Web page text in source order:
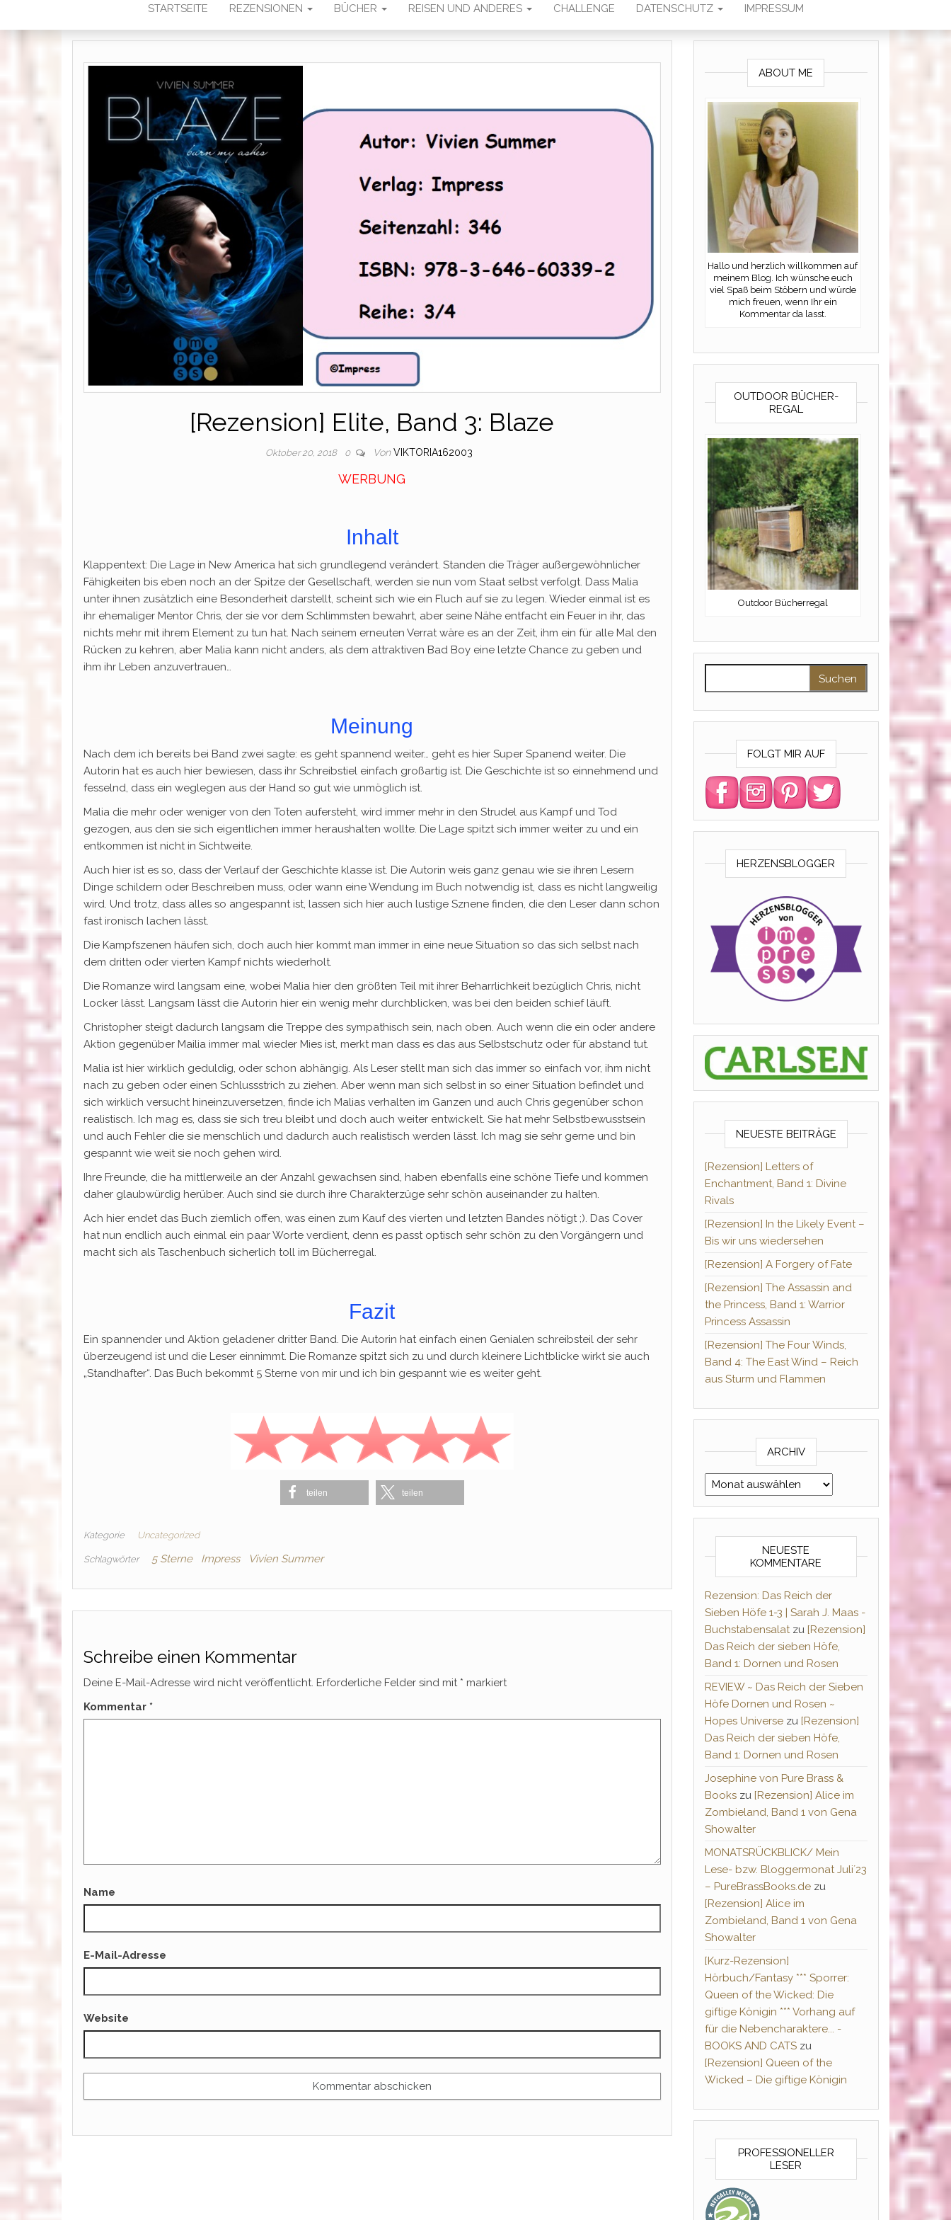
STARTSEITE REZENSIONEN BÜCHER REISEN UND ANDERES CHALLENGE DATENSCHUTZ IMPRESSUM
[Rezension] Elite, Band 3: Blaze
Oktober 20, 2018 0 Von VIKTORIA162003
WERBUNG
Inhalt
Klappentext: Die Lage in New America hat sich grundlegend verändert. Standen die Träger außergewöhnlicher
Fähigkeiten bis eben noch an der Spitze der Gesellschaft, werden sie nun vom Staat selbst verfolgt. Dass Malia
unter ihnen zusätzlich eine Besonderheit darstellt, scheint sich wie ein Fluch auf sie zu legen. Wieder einmal ist es
ihr ehemaliger Mentor Chris, der sie vor dem Schlimmsten bewahrt, aber seine Nähe entfacht ein Feuer in ihr, das
nichts mehr mit ihrem Element zu tun hat. Nach seinem erneuten Verrat wäre es an der Zeit, ihm ein für alle Mal den
Rücken zu kehren, aber Malia kann nicht anders, als dem attraktiven Bad Boy eine letzte Chance zu geben und
ihm ihr Leben anzuvertrauen…
Meinung
Nach dem ich bereits bei Band zwei sagte: es geht spannend weiter… geht es hier Super Spanend weiter. Die
Autorin hat es auch hier bewiesen, dass ihr Schreibstiel einfach großartig ist. Die Geschichte ist so einnehmend und
fesselnd, dass ein weglegen aus der Hand so gut wie unmöglich ist.
Malia die mehr oder weniger von den Toten aufersteht, wird immer mehr in den Strudel aus Kampf und Tod
gezogen, aus den sie sich eigentlichen immer heraushalten wollte. Die Lage spitzt sich immer weiter zu und ein
entkommen ist nicht in Sichtweite.
Auch hier ist es so, dass der Verlauf der Geschichte klasse ist. Die Autorin weis ganz genau wie sie ihren Lesern
Dinge schildern oder Beschreiben muss, oder wann eine Wendung im Buch notwendig ist, dass es nicht langweilig
wird. Und trotz, dass alles so angespannt ist, lassen sich hier auch lustige Sznene finden, die den Leser dann schon
fast ironisch lachen lässt.
Die Kampfszenen häufen sich, doch auch hier kommt man immer in eine neue Situation so das sich selbst nach
dem dritten oder vierten Kampf nichts wiederholt.
Die Romanze wird langsam eine, wobei Malia hier den größten Teil mit ihrer Beharrlichkeit bezüglich Chris, nicht
Locker lässt. Langsam lässt die Autorin hier ein wenig mehr durchblicken, was bei den beiden schief läuft.
Christopher steigt dadurch langsam die Treppe des sympathisch sein, nach oben. Auch wenn die ein oder andere
Aktion gegenüber Mailia immer mal wieder Mies ist, merkt man dass es das aus Selbstschutz oder für abstand tut.
Malia ist hier wirklich geduldig, oder schon abhängig. Als Leser stellt man sich das immer so einfach vor, ihm nicht
nach zu geben oder einen Schlussstrich zu ziehen. Aber wenn man sich selbst in so einer Situation befindet und
sich wirklich versucht hineinzuversetzen, finde ich Malias verhalten im Ganzen und auch Chris gegenüber schon
realistisch. Ich mag es, dass sie sich treu bleibt und doch auch weiter entwickelt. Sie hat mehr Selbstbewusstsein
und auch Fehler die sie menschlich und dadurch auch realistisch werden lässt. Ich mag sie sehr gerne und bin
gespannt wie weit sie noch gehen wird.
Ihre Freunde, die ha mittlerweile an der Anzahl gewachsen sind, haben ebenfalls eine schöne Tiefe und kommen
daher glaubwürdig herüber. Auch sind sie durch ihre Charakterzüge sehr schön auseinander zu halten.
Ach hier endet das Buch ziemlich offen, was einen zum Kauf des vierten und letzten Bandes nötigt ;). Das Cover
hat nun endlich auch einmal ein paar Worte verdient, denn es passt optisch sehr schön zu den Vorgängern und
macht sich als Taschenbuch sicherlich toll im Bücherregal.
Fazit
Ein spannender und Aktion geladener dritter Band. Die Autorin hat einfach einen Genialen schreibsteil der sehr
überzeugend ist und die Leser einnimmt. Die Romanze spitzt sich zu und durch kleinere Lichtblicke wirkt sie auch
„Standhafter“. Das Buch bekommt 5 Sterne von mir und ich bin gespannt wie es weiter geht.
teilen teilen
Kategorie Uncategorized
Schlagwörter 5 Sterne Impress Vivien Summer
Schreibe einen Kommentar
Deine E-Mail-Adresse wird nicht veröffentlicht. Erforderliche Felder sind mit * markiert
Kommentar *
Name
E-Mail-Adresse
Website
ABOUT ME
Hallo und herzlich willkommen auf
meinem Blog. Ich wünsche euch
viel Spaß beim Stöbern und würde
mich freuen, wenn Ihr ein
Kommentar da lasst.
OUTDOOR BÜCHER-
REGAL
Outdoor Bücherregal
FOLGT MIR AUF
HERZENSBLOGGER
NEUESTE BEITRÄGE
[Rezension] Letters of
Enchantment, Band 1: Divine
Rivals
[Rezension] In the Likely Event –
Bis wir uns wiedersehen
[Rezension] A Forgery of Fate
[Rezension] The Assassin and
the Princess, Band 1: Warrior
Princess Assassin
[Rezension] The Four Winds,
Band 4: The East Wind – Reich
aus Sturm und Flammen
ARCHIV
Archiv
NEUESTE
KOMMENTARE
Rezension: Das Reich der
Sieben Höfe 1-3 | Sarah J. Maas -
Buchstabensalatzu [Rezension]
Das Reich der sieben Höfe,
Band 1: Dornen und Rosen
REVIEW ~ Das Reich der Sieben
Höfe Dornen und Rosen ~
Hopes Universezu [Rezension]
Das Reich der sieben Höfe,
Band 1: Dornen und Rosen
Josephine von Pure Brass &
Bookszu [Rezension] Alice im
Zombieland, Band 1 von Gena
Showalter
MONATSRÜCKBLICK/ Mein
Lese- bzw. Bloggermonat Juli´23
– PureBrassBooks.dezu
[Rezension] Alice im
Zombieland, Band 1 von Gena
Showalter
[Kurz-Rezension]
Hörbuch/Fantasy *** Sporrer:
Queen of the Wicked: Die
giftige Königin *** Vorhang auf
für die Nebencharaktere... -
BOOKS AND CATSzu
[Rezension] Queen of the
Wicked – Die giftige Königin
PROFESSIONELLER
LESER